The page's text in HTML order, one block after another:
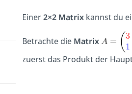
Einer2×2 Matrixkannst du
Betrachte die Matrix
zuerst das Produkt der